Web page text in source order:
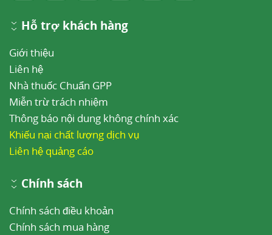
Hỗ trợ khách hàng
Giới thiệu
Liên hệ
Nhà thuốc Chuẩn GPP
Miễn trừ trách nhiệm
Thông báo nội dung không chính xác
Khiếu nại chất lượng dịch vụ
Liên hệ quảng cáo
Chính sách
Chính sách điều khoản
Chính sách mua hàng